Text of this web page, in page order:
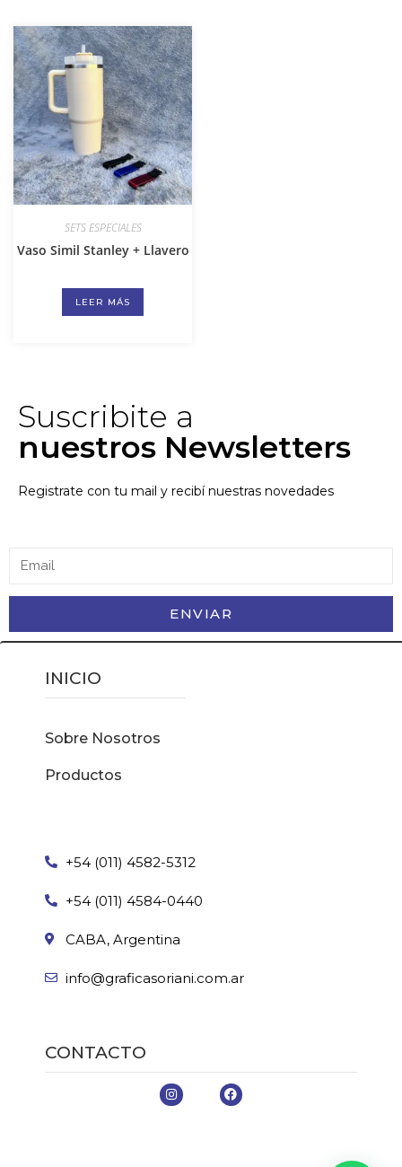
SETS ESPECIALES
Vaso Simil Stanley + Llavero
LEER MÁS
Suscribite a
nuestros Newsletters
Registrate con tu mail y recibí nuestras novedades
ENVIAR
INICIO
Sobre Nosotros
Productos
+54 (011) 4582-5312
+54 (011) 4584-0440
CABA, Argentina
info@graficasoriani.com.ar
CONTACTO